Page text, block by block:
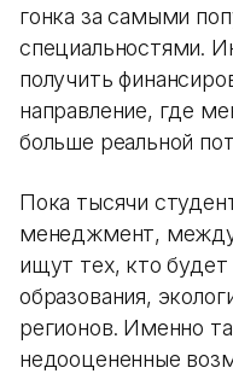
гонка за самыми
специальностями.
получить
направление, где
больше реальной
Пока тысячи
менеджмент,
ищут тех, кто
образования,
регионов. Именно
недооцененные